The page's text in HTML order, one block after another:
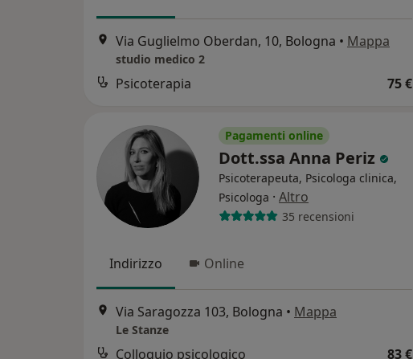
Via Guglielmo Oberdan, 10, Bologna • Mappa
studio medico 2
Psicoterapia 75 €
Pagamenti online
Dott.ssa Anna Periz
Psicoterapeuta, Psicologa clinica,
Psicologa · Altro
35 recensioni
Indirizzo Online
Via Saragozza 103, Bologna • Mappa
Le Stanze
Colloquio psicologico 83 €